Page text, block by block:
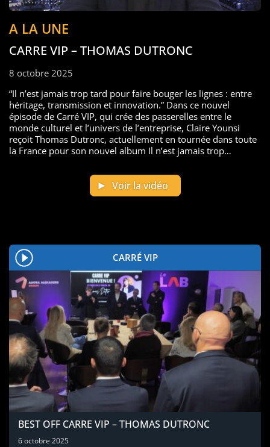
A LA UNE
CARRE VIP – THOMAS DUTRONC
8 octobre 2025
“Il n’est jamais trop tard pour faire bouger les lignes : entre
héritage, transmission et innovation.” Dans ce nouvel
épisode de Carré VIP, qui crée des passerelles entre le
monde culturel et l’univers de l’entreprise, Claire Younsi
reçoit Thomas Dutronc, actuellement en tournée dans toute
la France pour son nouvel album Il n’est jamais trop…
Voir la vidéo
CARRÉ VIP
BEST OFF CARRE VIP – THOMAS DUTRONC
6 octobre 2025